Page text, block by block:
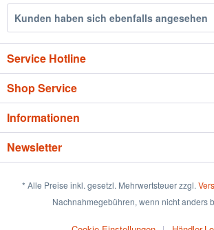
Kunden haben sich ebenfalls angesehen
Service Hotline
Shop Service
Informationen
Newsletter
* Alle Preise inkl. gesetzl. Mehrwertsteuer zzgl.
Nachnahmegebühren, wenn nicht anders